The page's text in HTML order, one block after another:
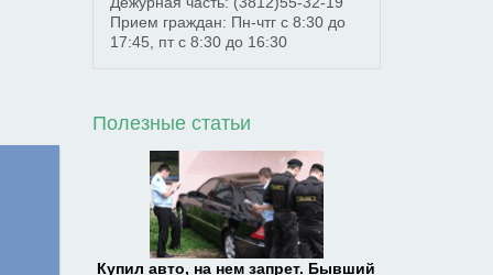
Прием граждан: Пн-чтг с 8:30 до
17:45, пт с 8:30 до 16:30
Полезные статьи
Купил авто, на нем запрет. Бывший